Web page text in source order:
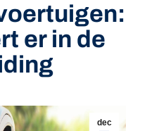
er in de
dec